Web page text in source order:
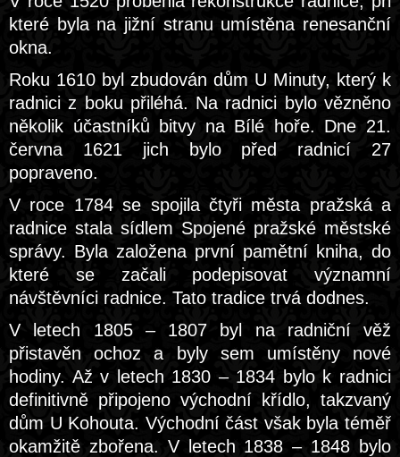
které byla na jižní stranu umístěna renesanční
okna.
Roku 1610 byl zbudován dům U Minuty, který k
radnici z boku přiléhá. Na radnici bylo vězněno
několik účastníků bitvy na Bílé hoře. Dne 21.
června 1621 jich bylo před radnicí 27
popraveno.
V roce 1784 se spojila čtyři města pražská a
radnice stala sídlem Spojené pražské městské
správy. Byla založena první pamětní kniha, do
které se začali podepisovat významní
návštěvníci radnice. Tato tradice trvá dodnes.
V letech 1805 – 1807 byl na radniční věž
přistavěn ochoz a byly sem umístěny nové
hodiny. Až v letech 1830 – 1834 bylo k radnici
definitivně připojeno východní křídlo, takzvaný
dům U Kohouta. Východní část však byla téměř
okamžitě zbořena. V letech 1838 – 1848 bylo